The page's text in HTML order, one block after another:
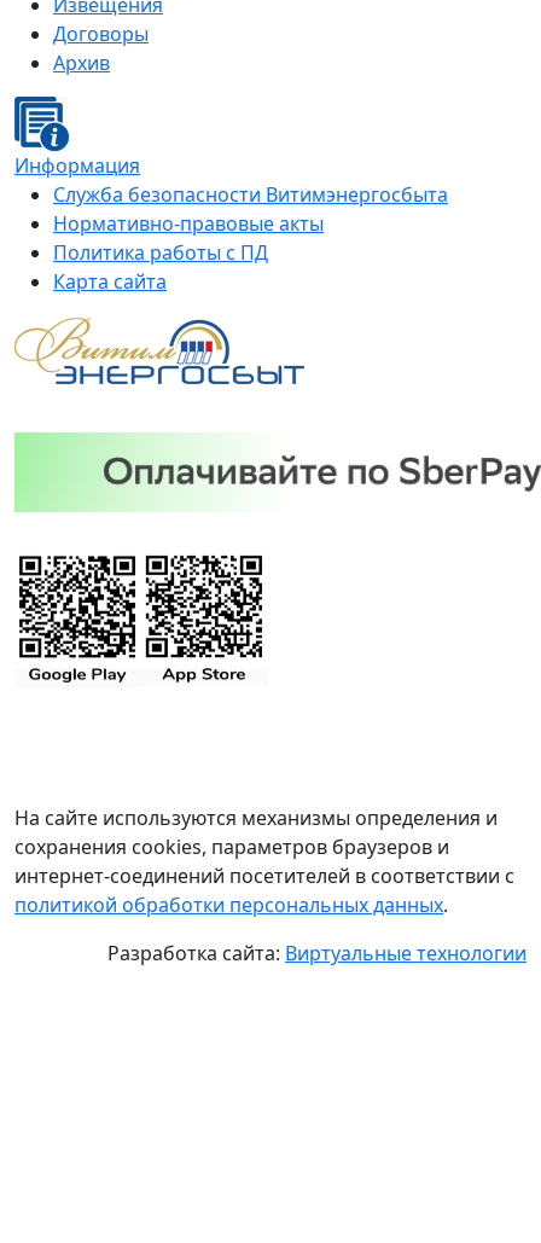
Договоры
Архив
Информация
Служба безопасности Витимэнергосбыта
Нормативно-правовые акты
Политика работы с ПД
Карта сайта
На сайте используются механизмы определения и
сохранения cookies, параметров браузеров и
интернет-соединений посетителей в соответствии с
политикой обработки персональных данных.
Разработка сайта: Виртуальные технологии